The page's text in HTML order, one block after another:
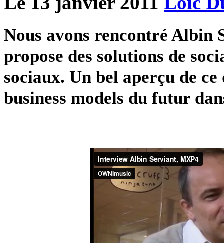
Nous avons rencontré Albin
propose des solutions de
sociaux. Un bel aperçu de
business models du futur